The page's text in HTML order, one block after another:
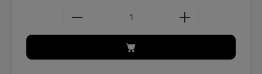
Produkt Anzahl: Gib den